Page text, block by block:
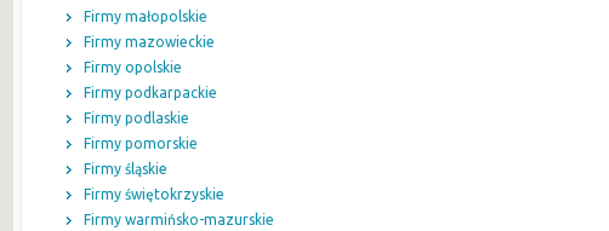
Firmy małopolskie
Firmy mazowieckie
Firmy opolskie
Firmy podkarpackie
Firmy podlaskie
Firmy pomorskie
Firmy śląskie
Firmy świętokrzyskie
Firmy warmińsko-mazurskie